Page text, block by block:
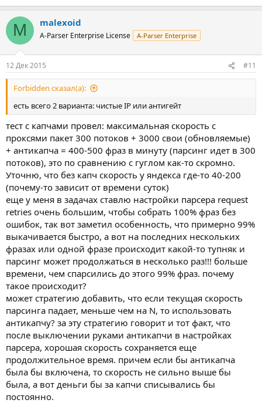
M malexoid
A-Parser Enterprise License A-Parser Enterprise
12 Дек 2015 #11
Forbidden сказал(а):
есть всего 2 варианта: чистые IP или антигейт
тест с капчами провел: максимальная скорость с
проксями пакет 300 потоков + 3000 свои (обновляемые)
+ антикапча = 400-500 фраз в минуту (парсинг идет в 300
потоков), это по сравнению с гуглом как-то скромно.
Уточню, что без капч скорость у яндекса где-то 40-200
(почему-то зависит от времени суток)
еще у меня в задачах ставлю настройки парсера request
retries очень большим, чтобы собрать 100% фраз без
ошибок, так вот заметил особенность, что примерно 99%
выкачивается быстро, а вот на последних нескольких
фразах или одной фразе происходит какой-то тупняк и
парсинг может продолжаться в несколько раз!!! больше
времени, чем спарсились до этого 99% фраз. почему
такое происходит?
может стратегию добавить, что если текущая скорость
парсинга падает, меньше чем на N, то использовать
антикапчу? за эту стратегию говорит и тот факт, что
после выключении руками антикапчи в настройках
парсера, хорошая скорость сохраняется еще
продолжительное время. причем если бы антикапча
была бы включена, то скорость не сильно выше бы
была, а вот деньги бы за капчи списывались бы
постоянно.